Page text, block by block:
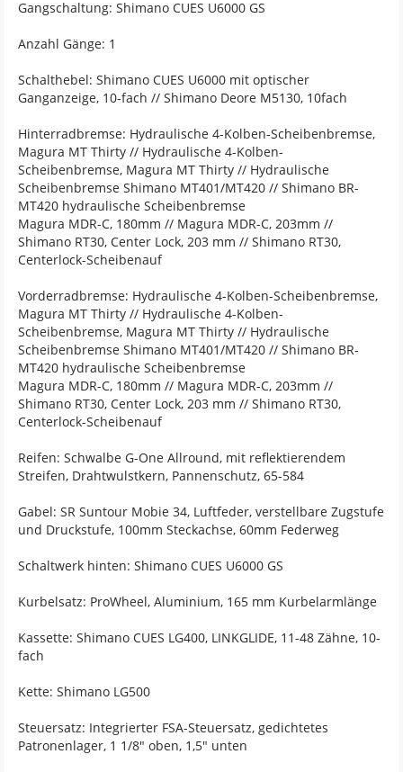
Gangschaltung: Shimano CUES U6000 GS
Anzahl Gänge: 1
Schalthebel: Shimano CUES U6000 mit optischer
Ganganzeige, 10-fach // Shimano Deore M5130, 10fach
Hinterradbremse: Hydraulische 4-Kolben-Scheibenbremse,
Magura MT Thirty // Hydraulische 4-Kolben-
Scheibenbremse, Magura MT Thirty // Hydraulische
Scheibenbremse Shimano MT401/MT420 // Shimano BR-
MT420 hydraulische Scheibenbremse
Magura MDR-C, 180mm // Magura MDR-C, 203mm //
Shimano RT30, Center Lock, 203 mm // Shimano RT30,
Centerlock-Scheibenauf
Vorderradbremse: Hydraulische 4-Kolben-Scheibenbremse,
Magura MT Thirty // Hydraulische 4-Kolben-
Scheibenbremse, Magura MT Thirty // Hydraulische
Scheibenbremse Shimano MT401/MT420 // Shimano BR-
MT420 hydraulische Scheibenbremse
Magura MDR-C, 180mm // Magura MDR-C, 203mm //
Shimano RT30, Center Lock, 203 mm // Shimano RT30,
Centerlock-Scheibenauf
Reifen: Schwalbe G-One Allround, mit reflektierendem
Streifen, Drahtwulstkern, Pannenschutz, 65-584
Gabel: SR Suntour Mobie 34, Luftfeder, verstellbare Zugstufe
und Druckstufe, 100mm Steckachse, 60mm Federweg
Schaltwerk hinten: Shimano CUES U6000 GS
Kurbelsatz: ProWheel, Aluminium, 165 mm Kurbelarmlänge
Kassette: Shimano CUES LG400, LINKGLIDE, 11-48 Zähne, 10-
fach
Kette: Shimano LG500
Steuersatz: Integrierter FSA-Steuersatz, gedichtetes
Patronenlager, 1 1/8" oben, 1,5" unten